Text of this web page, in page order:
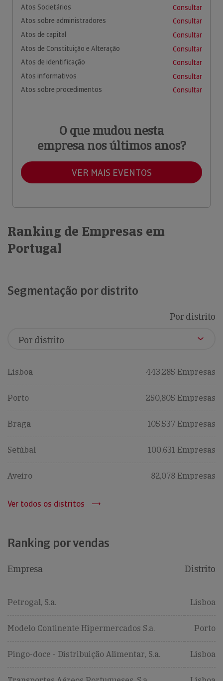
Atos Societários
Consultar
Atos sobre administradores
Consultar
Atos de capital
Consultar
Atos de Constituição e Alteração
Consultar
Atos de identificação
Consultar
Atos informativos
Consultar
Atos sobre procedimentos
Consultar
O que mudou nesta
empresa nos últimos anos?
VER MAIS EVENTOS
Ranking de Empresas em
Portugal
Segmentação por distrito
Por distrito
Lisboa 443,285 Empresas
Porto 250,805 Empresas
Braga 105,537 Empresas
Setúbal 100,631 Empresas
Aveiro 82,078 Empresas
Ver todos os distritos
Ranking por vendas
Empresa Distrito
Petrogal, S.a. Lisboa
Modelo Continente Hipermercados S.a. Porto
Pingo-doce - Distribuição Alimentar, S.a. Lisboa